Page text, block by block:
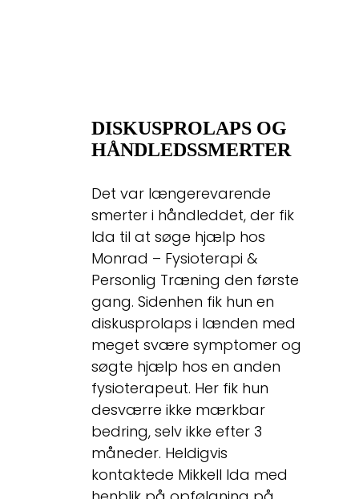
DISKUSPROLAPS OG
HÅNDLEDSSMERTER
Det var længerevarende
smerter i håndleddet, der fik
Ida til at søge hjælp hos
Monrad – Fysioterapi &
Personlig Træning den første
gang. Sidenhen fik hun en
diskusprolaps i lænden med
meget svære symptomer og
søgte hjælp hos en anden
fysioterapeut. Her fik hun
desværre ikke mærkbar
bedring, selv ikke efter 3
måneder. Heldigvis
kontaktede Mikkell Ida med